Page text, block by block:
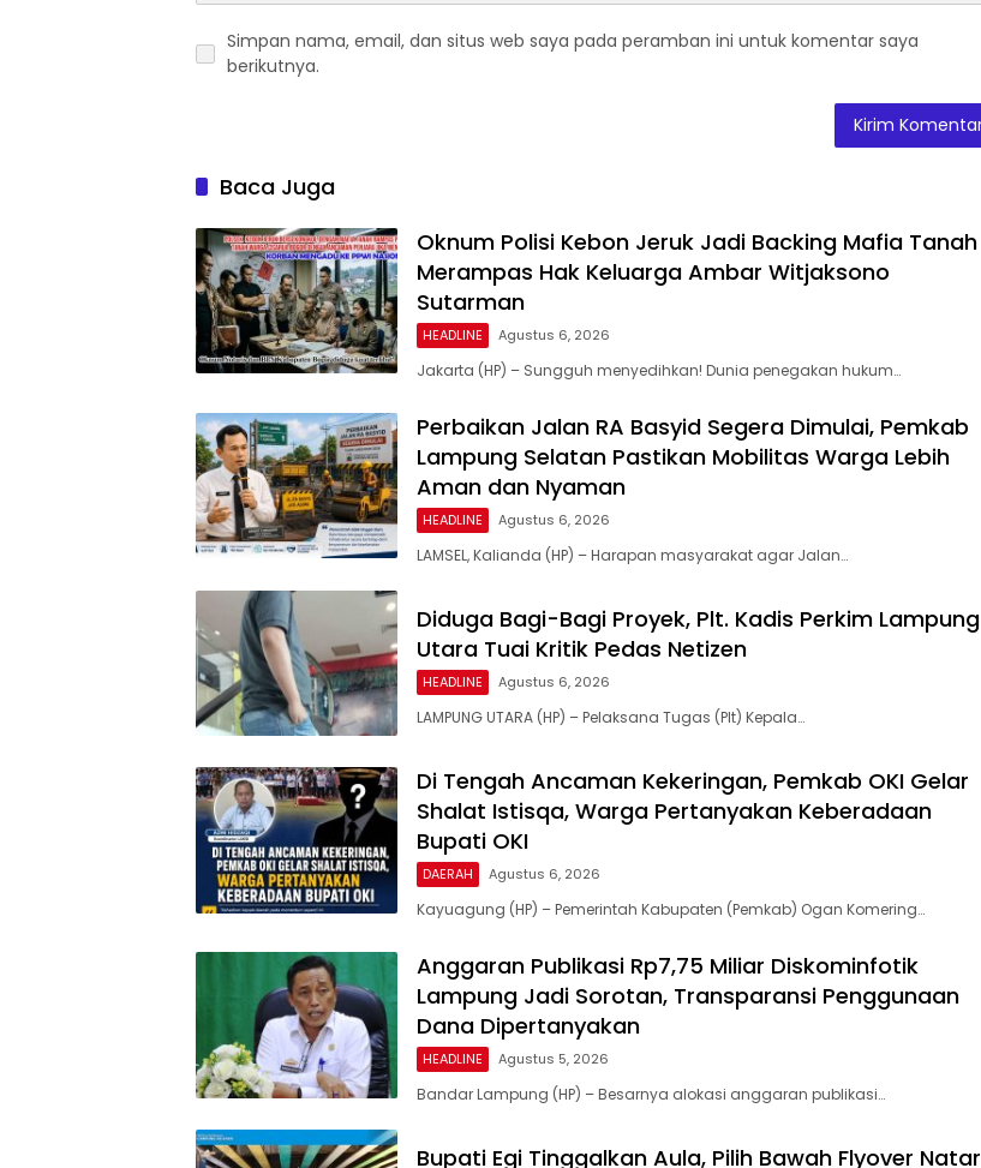
Simpan nama, email, dan situs web saya pada peramban ini untuk komentar saya
berikutnya.
Baca Juga
Oknum Polisi Kebon Jeruk Jadi Backing Mafia Tanah
Merampas Hak Keluarga Ambar Witjaksono
Sutarman
HEADLINE Agustus 6, 2026
Jakarta (HP) – Sungguh menyedihkan! Dunia penegakan hukum…
Perbaikan Jalan RA Basyid Segera Dimulai, Pemkab
Lampung Selatan Pastikan Mobilitas Warga Lebih
Aman dan Nyaman
HEADLINE Agustus 6, 2026
LAMSEL, Kalianda (HP) – Harapan masyarakat agar Jalan…
Diduga Bagi-Bagi Proyek, Plt. Kadis Perkim Lampung
Utara Tuai Kritik Pedas Netizen
HEADLINE Agustus 6, 2026
LAMPUNG UTARA (HP) – Pelaksana Tugas (Plt) Kepala…
Di Tengah Ancaman Kekeringan, Pemkab OKI Gelar
Shalat Istisqa, Warga Pertanyakan Keberadaan
Bupati OKI
DAERAH Agustus 6, 2026
Kayuagung (HP) – Pemerintah Kabupaten (Pemkab) Ogan Komering…
Anggaran Publikasi Rp7,75 Miliar Diskominfotik
Lampung Jadi Sorotan, Transparansi Penggunaan
Dana Dipertanyakan
HEADLINE Agustus 5, 2026
Bandar Lampung (HP) – Besarnya alokasi anggaran publikasi…
Bupati Egi Tinggalkan Aula, Pilih Bawah Flyover Natar